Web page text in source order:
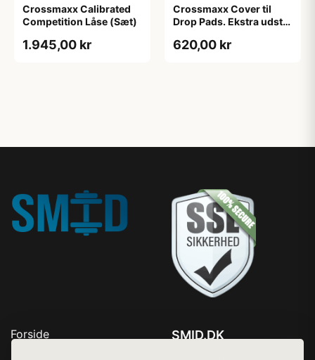
Crossmaxx Calibrated
Competition Låse (Sæt)
1.945,00 kr
Crossmaxx Cover til
Drop Pads. Ekstra udstyr
beskyttelse og
620,00 kr
Forside
SMID.DK